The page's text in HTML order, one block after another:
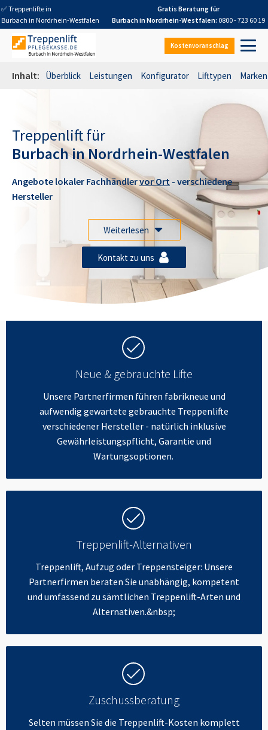
✅ Treppenlifte in
Burbach in Nordrhein-Westfalen
Gratis Beratung für
Burbach in Nordrhein-Westfalen: 0800 - 723 60 19
Kostenvoranschlag
Inhalt: Überblick Leistungen Konfigurator Lifttypen Marken
Treppenlift für
Burbach in Nordrhein-Westfalen
Angebote lokaler Fachhändlervor Ort - verschiedene
Hersteller
Weiterlesen
Kontakt zu uns
Neue & gebrauchte Lifte
Unsere Partnerfirmen führen fabrikneue und
aufwendig gewartete gebrauchte Treppenlifte
verschiedener Hersteller - natürlich inklusive
Gewährleistungspflicht, Garantie und
Wartungsoptionen.
Treppenlift-Alternativen
Treppenlift, Aufzug oder Treppensteiger: Unsere
Partnerfirmen beraten Sie unabhängig, kompetent
und umfassend zu sämtlichen Treppenlift-Arten und
Alternativen.&nbsp;
Zuschussberatung
Selten müssen Sie die Treppenlift-Kosten komplett